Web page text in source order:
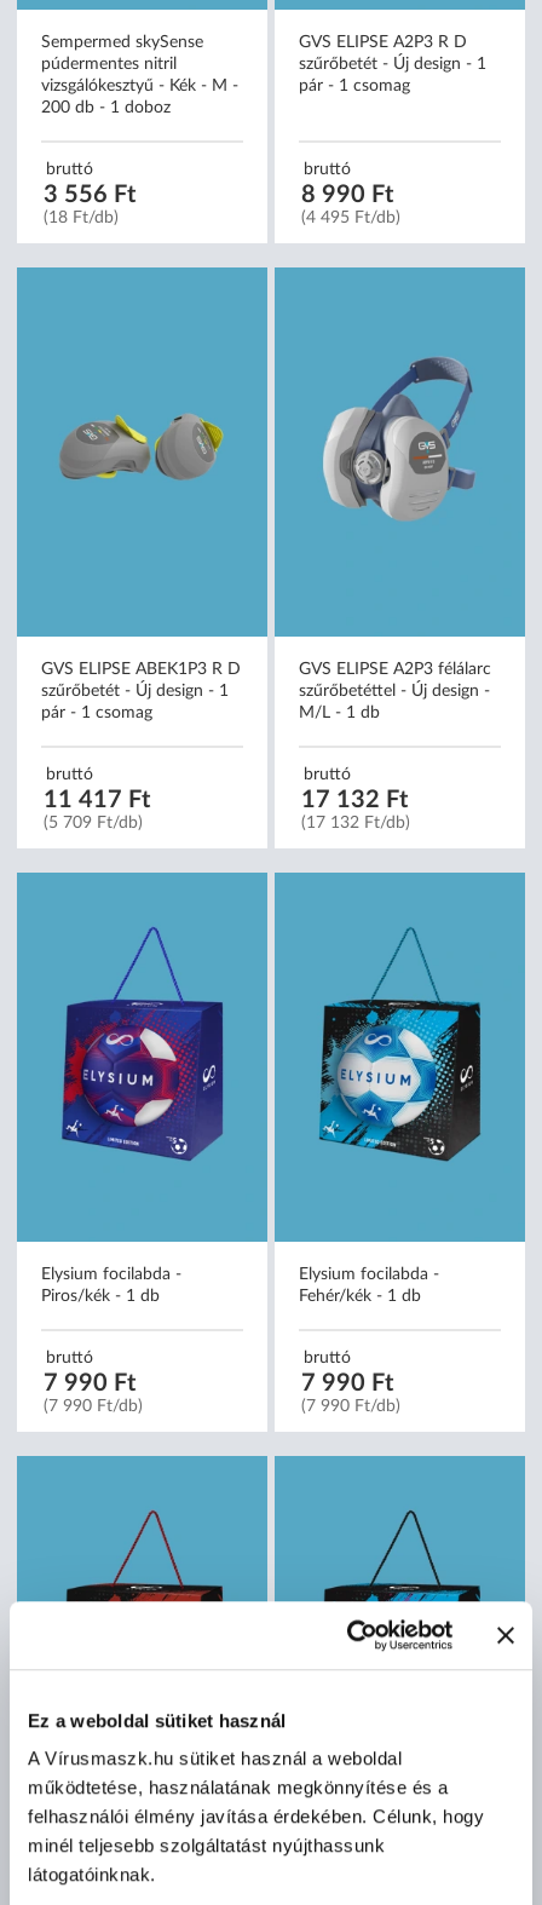
Ez a weboldal sütiket használ
A Vírusmaszk.hu sütiket használ a weboldal
működtetése, használatának megkönnyítése és a
felhasználói élmény javítása érdekében. Célunk, hogy
minél teljesebb szolgáltatást nyújthassunk
látogatóinknak.
Sempermed skySense
púdermentes nitril
vizsgálókesztyű - Kék - M -
200 db - 1 doboz
bruttó
3 556 Ft
(18 Ft/db)
GVS ELIPSE A2P3 R D
szűrőbetét - Új design - 1
pár - 1 csomag
bruttó
8 990 Ft
(4 495 Ft/db)
GVS ELIPSE ABEK1P3 R D
szűrőbetét - Új design - 1
pár - 1 csomag
bruttó
11 417 Ft
(5 709 Ft/db)
GVS ELIPSE A2P3 félálarc
szűrőbetéttel - Új design -
M/L - 1 db
bruttó
17 132 Ft
(17 132 Ft/db)
Elysium focilabda -
Piros/kék - 1 db
bruttó
7 990 Ft
(7 990 Ft/db)
Elysium focilabda -
Fehér/kék - 1 db
bruttó
7 990 Ft
(7 990 Ft/db)
Elysium focilabda -
Fehér/piros/fekete - 1 db
Elysium focilabda - Színes